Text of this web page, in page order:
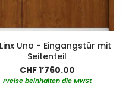
Uno - Eingangstür mit
Seitenteil
CHF 1’760.00
Preise beinhalten die MwSt